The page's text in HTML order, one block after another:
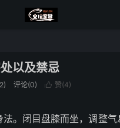
以及禁忌
评论(0)  赞(4)
。闭目盘膝而坐，调整气